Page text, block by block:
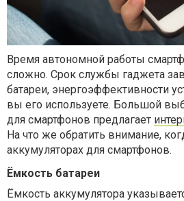
Время автономной работы
сложно. Срок службы гаджета
батареи, энергоэффективности
вы его используете. Большой
для смартфонов предлагает
На что же обратить внимание,
аккумуляторах для смартфонов.
Ёмкость батареи
Ёмкость аккумулятора